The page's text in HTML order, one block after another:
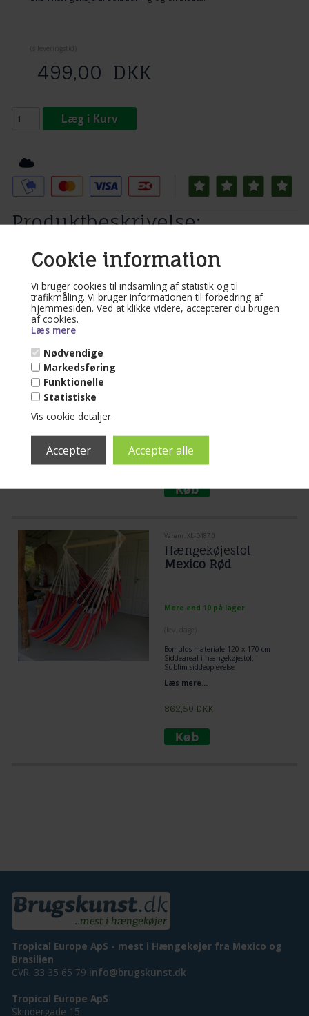
Cookie information
Vi bruger cookies til indsamling af statistik og til
trafikmåling. Vi bruger informationen til forbedring af
hjemmesiden. Ved at klikke videre, accepterer du brugen
af cookies.
Læs mere
Nødvendige
Markedsføring
Funktionelle
Statistiske
Vis cookie detaljer
499,00 DKK
Læg i Kurv
Produktbeskrivelse:
Relaterede varer
Varenr. XL-86400-3r
Hængekøje Classico
Læs mere...
Varenr. XL-D487.0
Hængekøjestol
Mexico Rød
Mere end 10 på lager
Bomulds materiale 120 x 170 cm
Siddeareal i hængekøjestol. '
Sublim siddeoplevelse
Læs mere...
862,50 DKK
Tropical Europe ApS - mest i Hængekøjer fra Mexico og
Brasilien
CVR. 33 35 65 79 info@brugskunst.dk
Tropical Europe ApS
Skindergade 15